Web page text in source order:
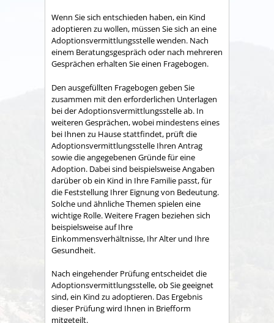
Wenn Sie sich entschieden haben, ein Kind
adoptieren zu wollen, müssen Sie sich an eine
Adoptionsvermittlungsstelle wenden. Nach
einem Beratungsgespräch oder nach mehreren
Gesprächen erhalten Sie einen Fragebogen.
Den ausgefüllten Fragebogen geben Sie
zusammen mit den erforderlichen Unterlagen
bei der Adoptionsvermittlungsstelle ab. In
weiteren Gesprächen, wobei mindestens eines
bei Ihnen zu Hause stattfindet, prüft die
Adoptionsvermittlungsstelle Ihren Antrag
sowie die angegebenen Gründe für eine
Adoption. Dabei sind beispielsweise Angaben
darüber ob ein Kind in Ihre Familie passt, für
die Feststellung Ihrer Eignung von Bedeutung.
Solche und ähnliche Themen spielen eine
wichtige Rolle. Weitere Fragen beziehen sich
beispielsweise auf Ihre
Einkommensverhältnisse, Ihr Alter und Ihre
Gesundheit.
Nach eingehender Prüfung entscheidet die
Adoptionsvermittlungsstelle, ob Sie geeignet
sind, ein Kind zu adoptieren. Das Ergebnis
dieser Prüfung wird Ihnen in Briefform
mitgeteilt.